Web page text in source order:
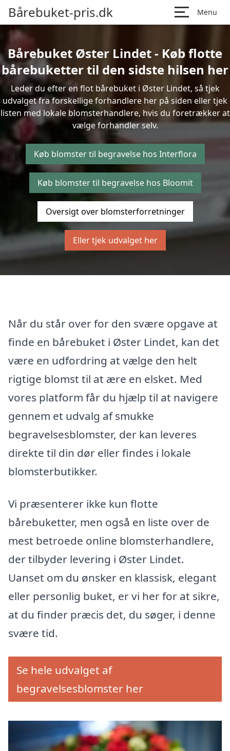
Bårebuket-pris.dk Menu
Bårebuket Øster Lindet - Køb flotte
bårebuketter til den sidste hilsen her
Leder du efter en flot bårebuket i Øster Lindet, så tjek
udvalget fra forskellige forhandlere her på siden eller tjek
listen med lokale blomsterhandlere, hvis du foretrækker at
vælge forhandler selv.
Køb blomster til begravelse hos Interflora
Køb blomster til begravelse hos Bloomit
Oversigt over blomsterforretninger
Eller tjek udvalget her
Når du står over for den svære opgave at
finde en bårebuket i Øster Lindet, kan det
være en udfordring at vælge den helt
rigtige blomst til at ære en elsket. Med
vores platform får du hjælp til at navigere
gennem et udvalg af smukke
begravelsesblomster, der kan leveres
direkte til din dør eller findes i lokale
blomsterbutikker.
Vi præsenterer ikke kun flotte
bårebuketter, men også en liste over de
mest betroede online blomsterhandlere,
der tilbyder levering i Øster Lindet.
Uanset om du ønsker en klassisk, elegant
eller personlig buket, er vi her for at sikre,
at du finder præcis det, du søger, i denne
svære tid.
Se hele udvalget af
begravelsesblomster her